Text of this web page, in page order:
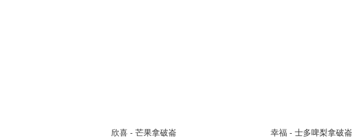
欣喜 - 芒果拿破崙 幸福 - 士多啤梨拿破崙